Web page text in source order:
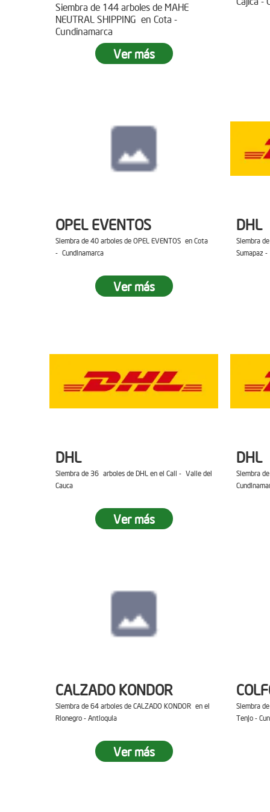
Siembra de 144 arboles de MAHE
NEUTRAL SHIPPING en Cota -
Cundinamarca
Ver más
OPEL EVENTOS
Siembra de 40 arboles de OPEL EVENTOS en Cota
- Cundinamarca
Ver más
DHL
Siembra
Sumapaz
DHL
Siembra de 36 arboles de DHL en el Cali - Valle del
Cauca
Ver más
DHL
Siembra
CALZADO KONDOR
Siembra de 64 arboles de CALZADO KONDOR en el
Rionegro - Antioquia
Ver más
Siembra
Tenjo -